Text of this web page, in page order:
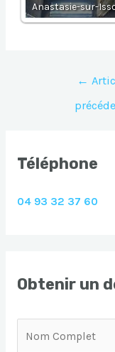
Anastasie-sur-
Navigation
l’article
←
Téléphone
04 93 32 37 60
Obtenir un